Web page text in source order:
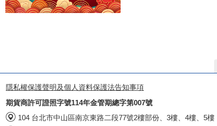
隱私權保護聲明及個人資料保護法告知事項
期貨商許可證照字號114年金管期總字第007號
104 台北市中山區南京東路二段77號2樓部份、3樓、4樓、5樓